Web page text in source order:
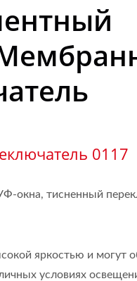
0117
окна, тисненный
яркостью и могут
условиях